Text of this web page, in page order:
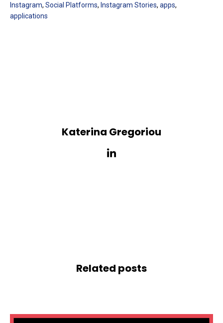
Instagram, Social Platforms, Instagram Stories, apps,
applications
Katerina Gregoriou
Related posts